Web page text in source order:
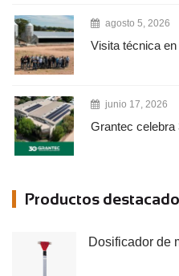
agosto 5, 2026
Visita técnica
junio 17, 2026
Grantec celebra
Productos
Dosificador de